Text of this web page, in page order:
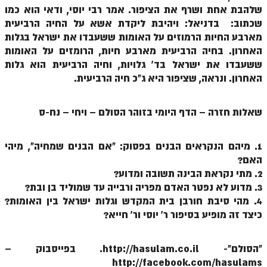
זוהר נשא למתחילים
זוהר נשא למתקדמים
זוהר בהעלותך למתחילים
זוהר בהעלותך למתקדמים
זוהר קורח למתחילים
חוקת למתחילים
חוקת מתקדמים
שלהבת אחת ושרף את הציפור. אמר רבי יוסי, ודאי הוא כמו
שכתוב: בדניאל: ויהיבת ליקדת אשא על החיה הרביעית
מארבע החיות הרמוזים על האומות ששעבדו את ישראל בגלות
האחרון. בחיה הרביעית מארבע חיות, הרומזים על האומות
ששעבדו את ישראל בד' גלויות, וחיה הרביעית הוא גלות
האחרון. ונראה, שציפור היא ג"כ חיה הרביעית.
שאלות חזרה – הדף היומי בזוהר הסולם – ויחי – נח-ס
1. מיהם הנקראים הבנים בפסוק: "אם הבנים שמחיה", מיהי
האם?
2. מתי נקראת הבינה תשובה ומדוע?
3. מדוע לא נפטר האדם מפריה ורבייה עד שמוליד בן ובת?
4. מהי סיבת חורבן בית המקדש וגלות ישראל בין האומות?
כיצד זה מופיע בסיפור ר' יוסי ור' חייא?
"הסולם"- http://hasulam.co.il. בפייסבוק –
http://facebook.com/hasulams